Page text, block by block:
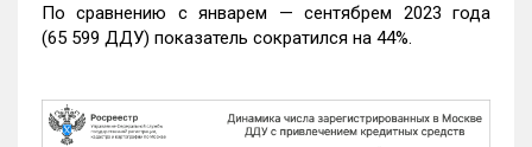
По сравнению с январем — сентябрем 2023 года
(65 599 ДДУ) показатель сократился на 44%.